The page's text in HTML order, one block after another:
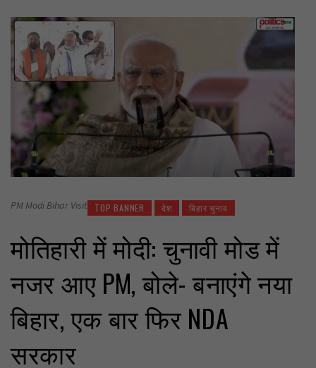
PM Modi Bihar Visit TOP BANNER देश बिहार चुनाव
मोतिहारी में मोदी: चुनावी मोड में
नजर आए PM, बोले- बनाएंगे नया
बिहार, एक बार फिर NDA
सरकार